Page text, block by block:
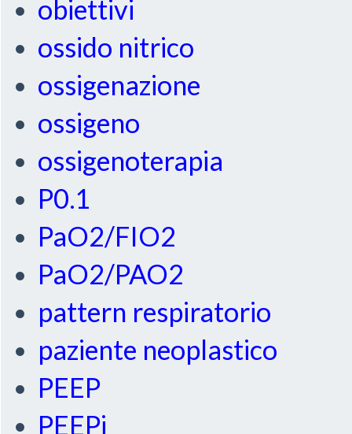
obiettivi
ossido nitrico
ossigenazione
ossigeno
ossigenoterapia
P0.1
PaO2/FIO2
PaO2/PAO2
pattern respiratorio
paziente neoplastico
PEEP
PEEPi